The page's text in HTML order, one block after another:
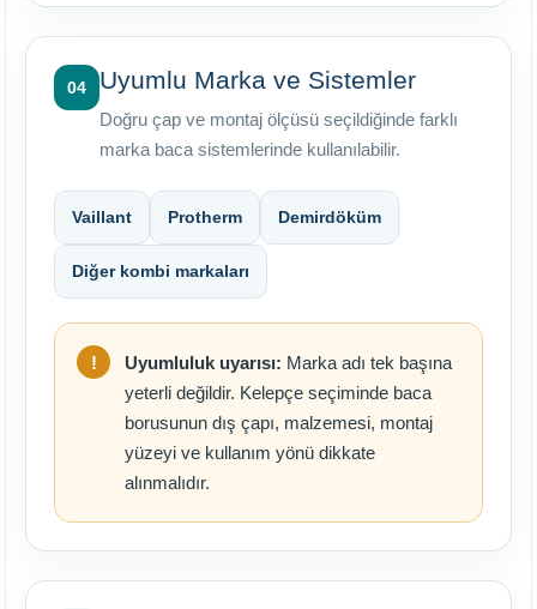
04 Uyumlu Marka ve Sistemler
Doğru çap ve montaj ölçüsü seçildiğinde farklı
marka baca sistemlerinde kullanılabilir.
Vaillant Protherm Demirdöküm
Diğer kombi markaları
Uyumluluk uyarısı: Marka adı tek başına
yeterli değildir. Kelepçe seçiminde baca
borusunun dış çapı, malzemesi, montaj
yüzeyi ve kullanım yönü dikkate
alınmalıdır.